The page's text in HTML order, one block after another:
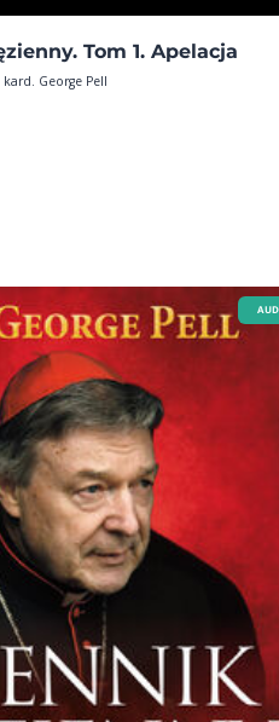
Tom 1. Apelacja
kard. George Pell